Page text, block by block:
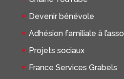
Devenir bénévole
Adhésion familiale à l’asso
Projets sociaux
France Services Grabels